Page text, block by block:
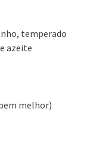
temperado
azeite
melhor)